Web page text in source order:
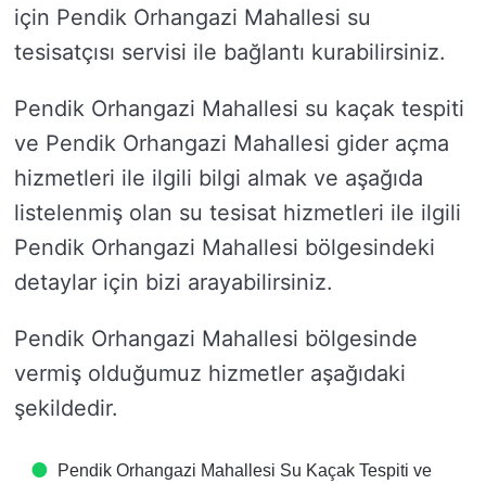
için Pendik Orhangazi Mahallesi su
tesisatçısı servisi ile bağlantı kurabilirsiniz.
Pendik Orhangazi Mahallesi su kaçak tespiti
ve Pendik Orhangazi Mahallesi gider açma
hizmetleri ile ilgili bilgi almak ve aşağıda
listelenmiş olan su tesisat hizmetleri ile ilgili
Pendik Orhangazi Mahallesi bölgesindeki
detaylar için bizi arayabilirsiniz.
Pendik Orhangazi Mahallesi bölgesinde
vermiş olduğumuz hizmetler aşağıdaki
şekildedir.
Pendik Orhangazi Mahallesi Su Kaçak Tespiti ve